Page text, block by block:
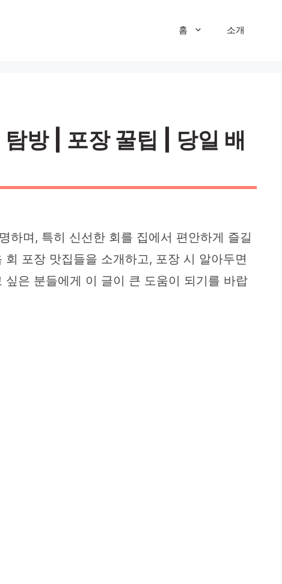
홈 소개
방 | 포장 꿀팁 | 당일 배
하며, 특히 신선한 회를 집에서 편안하게 즐길
포장 맛집들을 소개하고, 포장 시 알아두면
은 분들에게 이 글이 큰 도움이 되기를 바랍